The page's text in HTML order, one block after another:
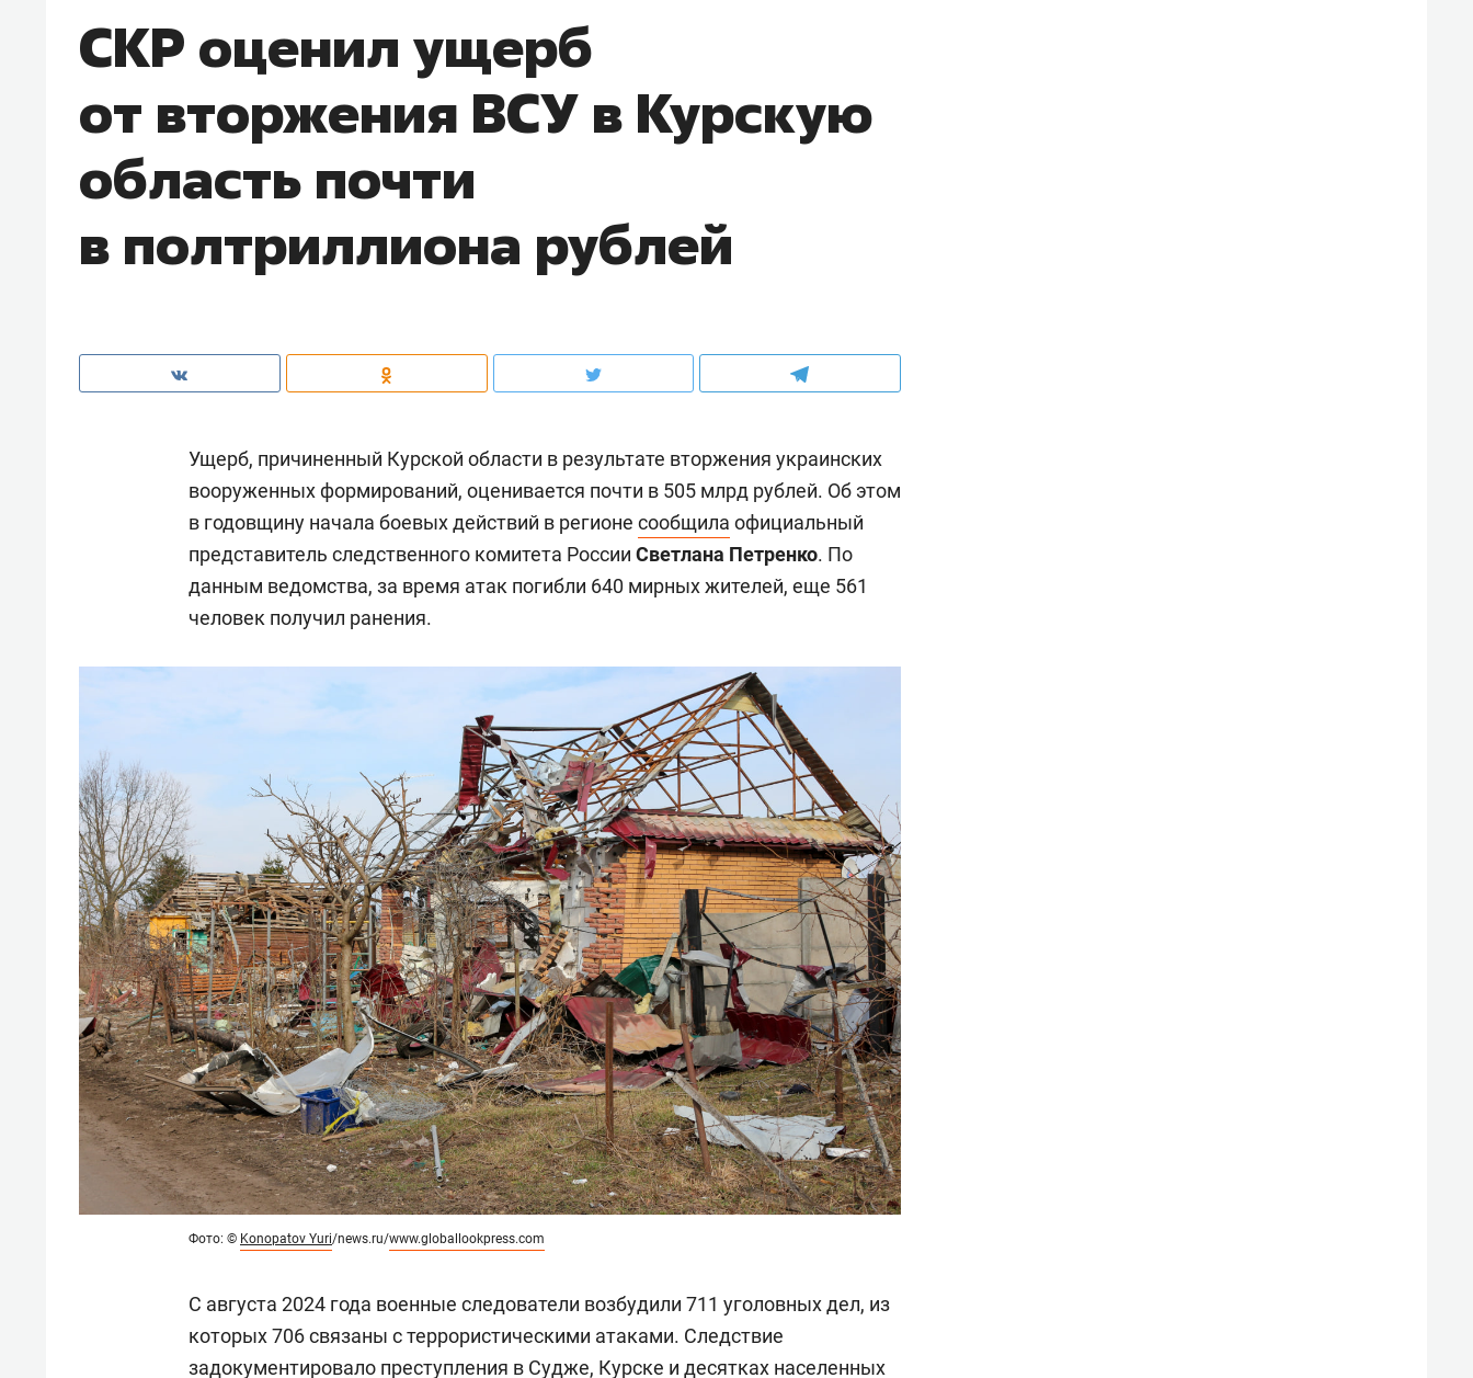
СКР оценил ущерб
от вторжения ВСУ в Курскую
область почти
в полтриллиона рублей
Ущерб, причиненный Курской области в результате вторжения украинских
вооруженных формирований, оценивается почти в 505 млрд рублей. Об этом
в годовщину начала боевых действий в регионе сообщила официальный
представитель следственного комитета России Светлана Петренко. По
данным ведомства, за время атак погибли 640 мирных жителей, еще 561
человек получил ранения.
Фото: © Konopatov Yuri/news.ru/www.globallookpress.com
С августа 2024 года военные следователи возбудили 711 уголовных дел, из
которых 706 связаны с террористическими атаками. Следствие
задокументировало преступления в Судже, Курске и десятках населенных